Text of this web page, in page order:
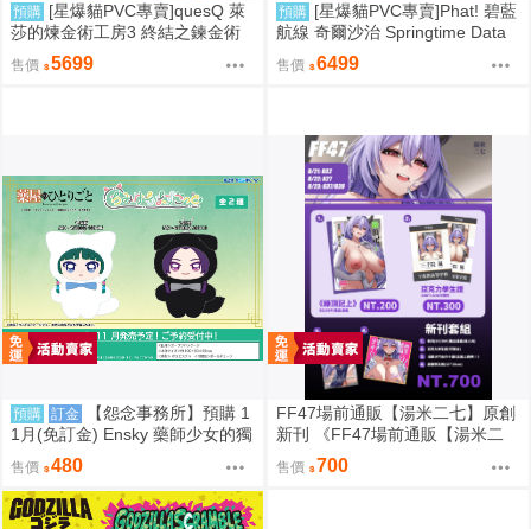
預購 [星爆貓PVC專賣]quesQ 萊
莎的煉金術工房3 終結之鍊金術
士與秘密鑰匙 萊莎琳・斯托特 婚
紗Ver. 1/7 預計2027/07到貨
售價 5699
預購 [星爆貓PVC專賣]Phat! 碧藍
航線 奇爾沙治 Springtime Data
預計2027/11到貨
售價 6499
預購 訂金
【怨念事務所】預購 1
1月(免訂金) Ensky 藥師少女的獨
語 Q版動物裝珠鍊布偶吊飾 娃娃
2款分售 0816
售價 480
FF47場前通販【湯米二七】原創
新刊 《FF47場前通販【湯米二
七】原創新刊 《綠鼎記上（下
略）》 壓克力磁吸滑軌學生證 感
售價 700